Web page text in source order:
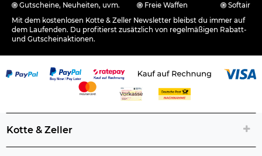
Gutscheine, Neuheiten, uvm. Freie Waffen
Softair
Mit dem kostenlosen Kotte & Zeller Newsletter bleibst du immer auf
dem Laufenden. Du profitierst zusätzlich von regelmäßigen Rabatt-
und Gutscheinaktionen.
Kotte & Zeller